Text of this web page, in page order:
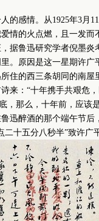
感情。从1925年3月11
情的火点燃，且一发而
鲁迅研究学者倪墨炎
。原因是这一星期许广
住的西三条胡同的南屋
来：“十年携手共艰危，
那么，十年前，应该是
醉酒的那个端午节后
十五分八秒半”致许广